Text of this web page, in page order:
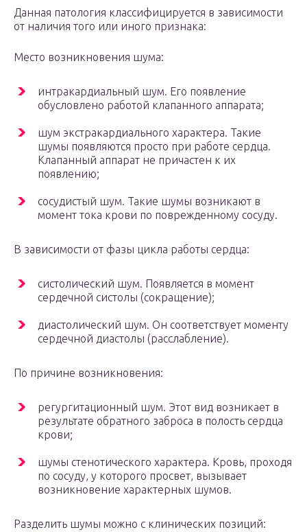
Данная патология классифицируется в зависимости
от наличия того или иного признака:
Место возникновения шума:
интракардиальный шум. Его появление
обусловлено работой клапанного аппарата;
шум экстракардиального характера. Такие
шумы появляются просто при работе сердца.
Клапанный аппарат не причастен к их
появлению;
сосудистый шум. Такие шумы возникают в
момент тока крови по поврежденному сосуду.
В зависимости от фазы цикла работы сердца:
систолический шум. Появляется в момент
сердечной систолы (сокращение);
диастолический шум. Он соответствует моменту
сердечной диастолы (расслабление).
По причине возникновения:
регургитационный шум. Этот вид возникает в
результате обратного заброса в полость сердца
крови;
шумы стенотического характера. Кровь, проходя
по сосуду, у которого просвет, вызывает
возникновение характерных шумов.
Разделить шумы можно с клинических позиций: